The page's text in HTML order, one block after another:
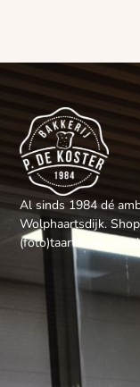
Al sinds 1984 dé
Wolphaartsdijk.
(foto)taarten en